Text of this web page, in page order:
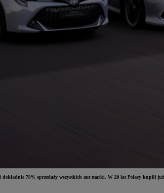
dokładnie 78% sprzedaży wszystkich aut marki. W 20 lat Polacy